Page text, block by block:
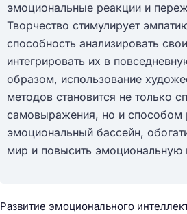
эмоциональные реакции и
Творчество стимулирует
способность анализировать
интегрировать их в
образом, использование
методов становится не только
самовыражения, но и способом
эмоциональный бассейн,
мир и повысить эмоциональную
Развитие эмоционального